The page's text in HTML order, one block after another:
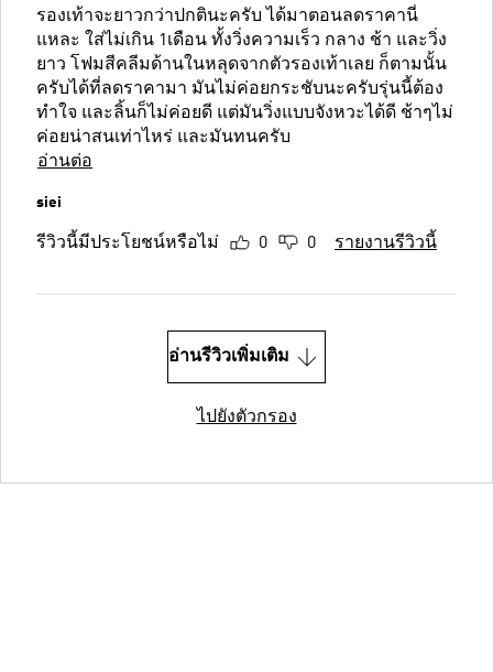
รองเท้าจะยาวกว่าปกตินะครับ ได้มาตอนลดราคานี่
แหละ ใส่ไม่เกิน 1เดือน ทั้งวิ่งความเร็ว กลาง ช้า และวิ่ง
ยาว โฟมสีคลีมด้านในหลุดจากตัวรองเท้าเลย ก็ตามนั้น
ครับได้ที่ลดราคามา มันไม่ค่อยกระชับนะครับรุ่นนี้ต้อง
ทำใจ และลิ้นก็ไม่ค่อยดี แต่มันวิ่งแบบจังหวะได้ดี ช้าๆไม่
ค่อยน่าสนเท่าไหร่ และมันทนครับ
อ่านต่อ
siei
รีวิวนี้มีประโยชน์หรือไม่ 0 0 รายงานรีวิวนี้
อ่านรีวิวเพิ่มเติม
ไปยังตัวกรอง